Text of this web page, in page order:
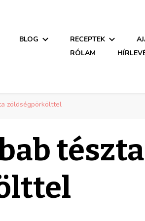
BLOG RECEPTEK
RÓLAM
zöldségpörkölttel
tészta